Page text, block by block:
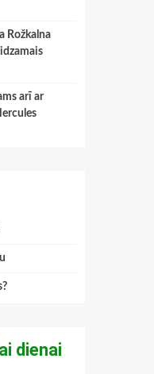
Rožkalna
arī ar
dienai